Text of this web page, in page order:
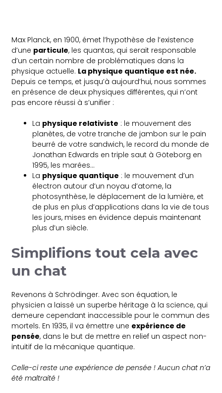
Max Planck, en 1900, émet l’hypothèse de l’existence
d’une particule, les quantas, qui serait responsable
d’un certain nombre de problématiques dans la
physique actuelle. La physique quantique est née.
Depuis ce temps, et jusqu’à aujourd’hui, nous sommes
en présence de deux physiques différentes, qui n’ont
pas encore réussi à s’unifier :
La physique relativiste : le mouvement des
planètes, de votre tranche de jambon sur le pain
beurré de votre sandwich, le record du monde de
Jonathan Edwards en triple saut à Göteborg en
1995, les marées…
La physique quantique : le mouvement d’un
électron autour d’un noyau d’atome, la
photosynthèse, le déplacement de la lumière, et
de plus en plus d’applications dans la vie de tous
les jours, mises en évidence depuis maintenant
plus d’un siècle.
Simplifions tout cela avec
un chat
Revenons à Schrödinger. Avec son équation, le
physicien a laissé un superbe héritage à la science, qui
demeure cependant inaccessible pour le commun des
mortels. En 1935, il va émettre une expérience de
pensée, dans le but de mettre en relief un aspect non-
intuitif de la mécanique quantique.
Celle-ci reste une expérience de pensée ! Aucun chat n’a
été maltraité !